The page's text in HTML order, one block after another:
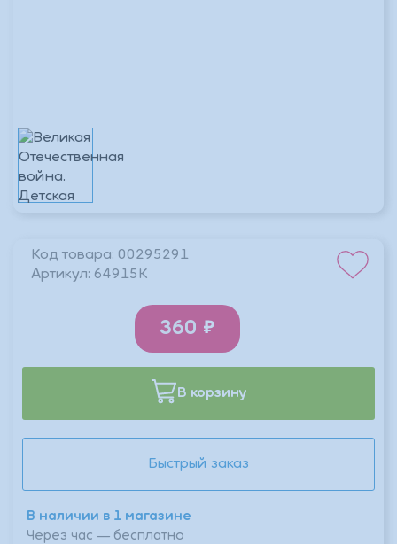
Код товара: 00295291
Артикул: 64915К
360
В корзину
Быстрый заказ
В наличии в 1 магазине
Через час — бесплатно